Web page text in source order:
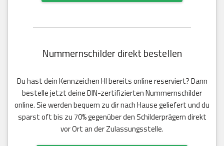
Nummernschilder direkt bestellen
Du hast dein Kennzeichen HI bereits online reserviert? Dann
bestelle jetzt deine DIN-zertifizierten Nummernschilder
online. Sie werden bequem zu dir nach Hause geliefert und du
sparst oft bis zu 70% gegenüber den Schilderprägern direkt
vor Ort an der Zulassungsstelle.